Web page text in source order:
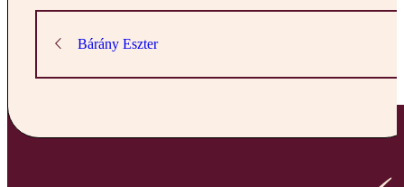
Bárány Eszter